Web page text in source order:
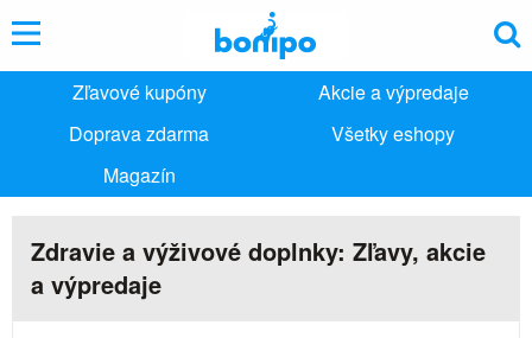
Zľavové kupóny
Akcie a výpredaje
Doprava zdarma
Všetky eshopy
Magazín
Zdravie a výživové doplnky: Zľavy, akcie
a výpredaje